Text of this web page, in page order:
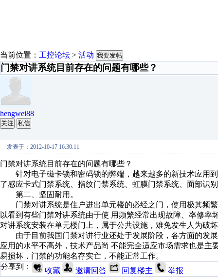
当前位置： 工控论坛 > 活动 我要发帖
门禁对讲系统目前存在的问题有哪些？
hengwei88
关注 私信
发表于：2012-10-17 16:30:11
门禁对讲系统目前存在的问题有哪些？
针对电子磁卡锁和密码锁的弊端，越来越多的新技术应用
了感应卡式门禁系统、指纹门禁系统、虹膜门禁系统、面部识
第二、坚固耐用。
门禁对讲系统是住户进出单元楼的必经之门，使用极其频
以看到有些门禁对讲系统由于使 用频繁经常出现故障、率修
对讲系统安装在单元楼门上，属于公共设施，难免发生人为破
由于目前我国门禁对讲行业还处于发展阶段，各方面的发
应用的水平不高外，技术产品尚 不能完全适应市场需求也是
易损坏，门禁的功能名存实亡，不能正常工作。
分享到：
收藏 邀请回答 回复楼主 举报